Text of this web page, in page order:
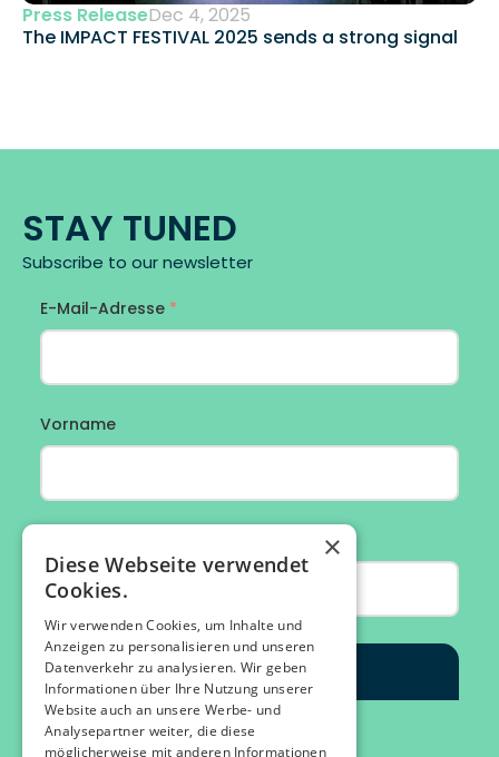
Press ReleaseDec 4, 2025
The IMPACT FESTIVAL 2025 sends a strong signal
STAY TUNED
Subscribe to our newsletter
×
Diese Webseite verwendet
Cookies.
Wir verwenden Cookies, um Inhalte und
Anzeigen zu personalisieren und unseren
Datenverkehr zu analysieren. Wir geben
Informationen über Ihre Nutzung unserer
Website auch an unsere Werbe- und
Analysepartner weiter, die diese
möglicherweise mit anderen Informationen